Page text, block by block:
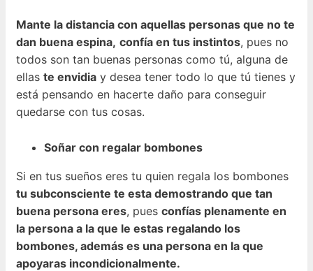
Mante la distancia con aquellas personas que no te
dan buena espina, confía en tus instintos, pues no
todos son tan buenas personas como tú, alguna de
ellas te envidia y desea tener todo lo que tú tienes y
está pensando en hacerte daño para conseguir
quedarse con tus cosas.
Soñar con regalar bombones
Si en tus sueños eres tu quien regala los bombones
tu subconsciente te esta demostrando que tan
buena persona eres, pues confías plenamente en
la persona a la que le estas regalando los
bombones, además es una persona en la que
apoyaras incondicionalmente.